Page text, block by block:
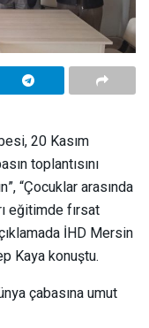
20 Kasım
toplantısını
“Çocuklar arasında
eğitimde fırsat
İHD Mersin
Kaya konuştu.
çabasına umut